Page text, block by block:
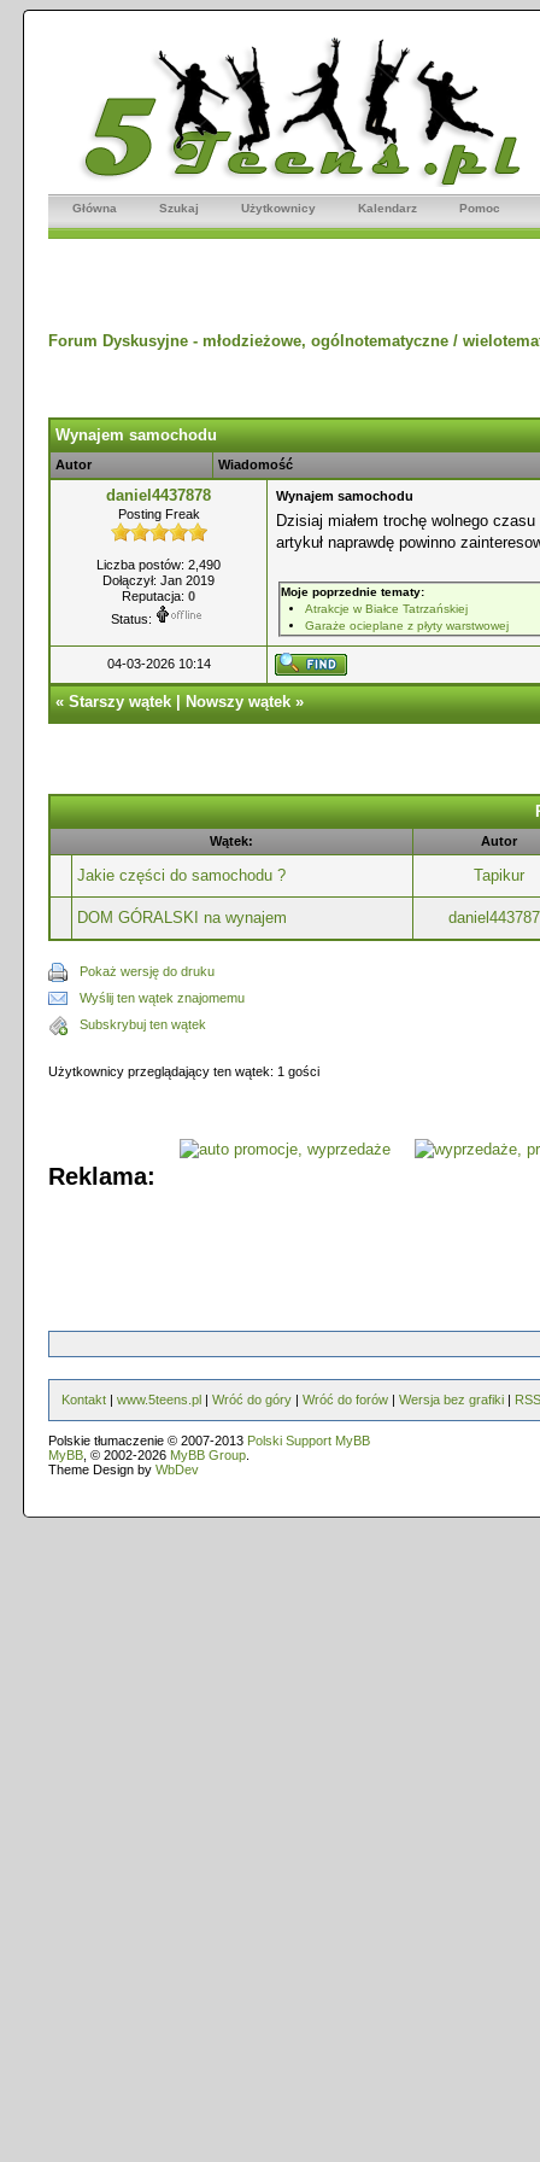
Główna Szukaj Użytkownicy Kalendarz Pomoc
Forum Dyskusyjne - młodzieżowe, ogólnotematyczne /
Wynajem samochodu
Autor Wiadomość
daniel4437878
Posting Freak
Liczba postów: 2,490
Dołączył: Jan 2019
Reputacja: 0
Status:
Wynajem samochodu
Dzisiaj miałem trochę wolnego
artykuł naprawdę powinno
Moje poprzednie tematy:
Atrakcje w Białce Tatrzańskiej
Garaże ocieplane z płyty warstwowej
04-03-2026 10:14
«Starszy wątek|Nowszy wątek»
Wątek: Autor
Jakie części do samochodu ? Tapikur
DOM GÓRALSKI na wynajem
Pokaż wersję do druku
Wyślij ten wątek znajomemu
Subskrybuj ten wątek
Użytkownicy przeglądający ten wątek: 1 gości
Reklama:
Kontakt | www.5teens.pl | Wróć do góry | Wróć do forów | Wersja bez grafiki | RSS
Polskie tłumaczenie © 2007-2013 Polski Support MyBB
MyBB , © 2002-2026 MyBB Group
Theme Design by WbDev